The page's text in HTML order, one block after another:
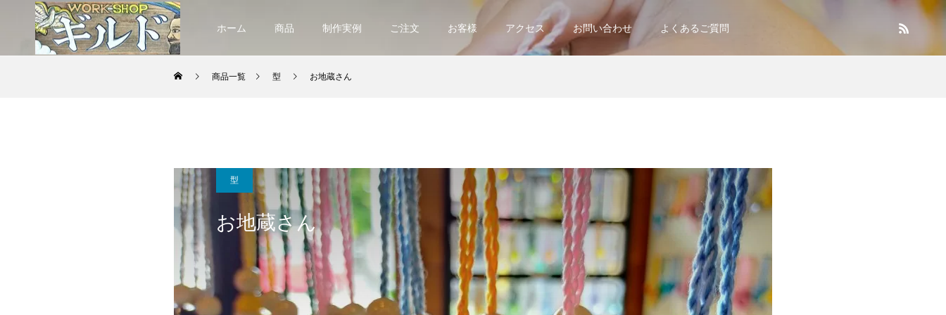
ホーム 商品 制作実例 ご注文 お客様 アクセス お問い合わせ よくあるご質問
商品一覧 型 お地蔵さん
型
お地蔵さん